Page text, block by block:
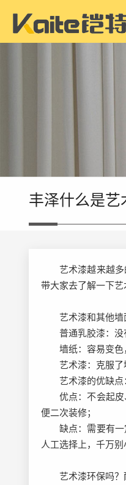
丰泽什么是
艺术漆越来越
带大家去了解一下艺
艺术漆和其他墙
普通乳胶漆：没
墙纸：容易变色
艺术漆：克服
艺术漆的优缺点：
优点：不会起
便二次装修；
缺点：需要有
人工选择上，千万
艺术漆环保吗？